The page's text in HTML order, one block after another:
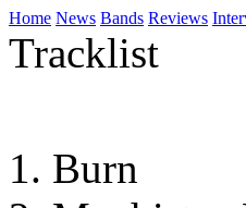
Home News Bands Reviews
Tracklist
Burn